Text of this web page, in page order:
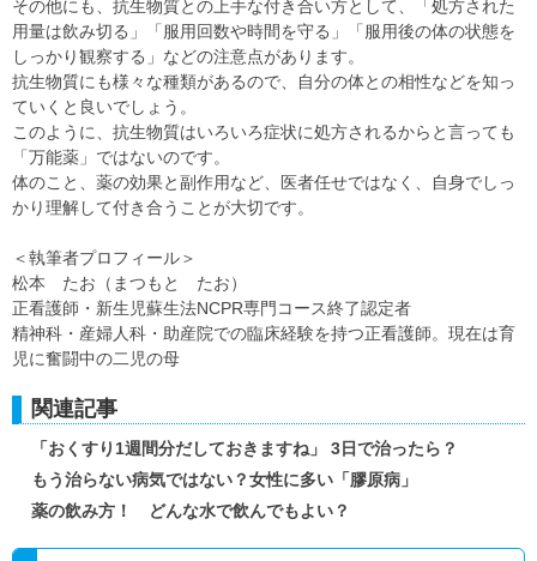
その他にも、抗生物質との上手な付き合い方として、「処方された
用量は飲み切る」「服用回数や時間を守る」「服用後の体の状態を
しっかり観察する」などの注意点があります。
抗生物質にも様々な種類があるので、自分の体との相性などを知っ
ていくと良いでしょう。
このように、抗生物質はいろいろ症状に処方されるからと言っても
「万能薬」ではないのです。
体のこと、薬の効果と副作用など、医者任せではなく、自身でしっ
かり理解して付き合うことが大切です。
＜執筆者プロフィール＞
松本 たお（まつもと たお）
正看護師・新生児蘇生法NCPR専門コース終了認定者
精神科・産婦人科・助産院での臨床経験を持つ正看護師。現在は育
児に奮闘中の二児の母
関連記事
「おくすり1週間分だしておきますね」 3日で治ったら？
もう治らない病気ではない？女性に多い「膠原病」
薬の飲み方！ どんな水で飲んでもよい？